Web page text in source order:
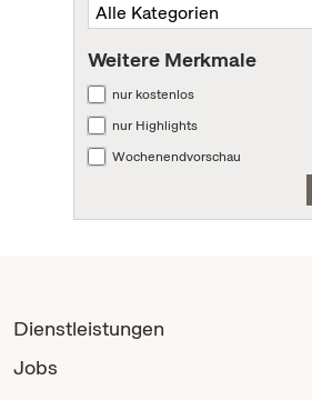
Weitere Merkmale
nur kostenlos
nur Highlights
Wochenendvorschau
Dienstleistungen
Jobs